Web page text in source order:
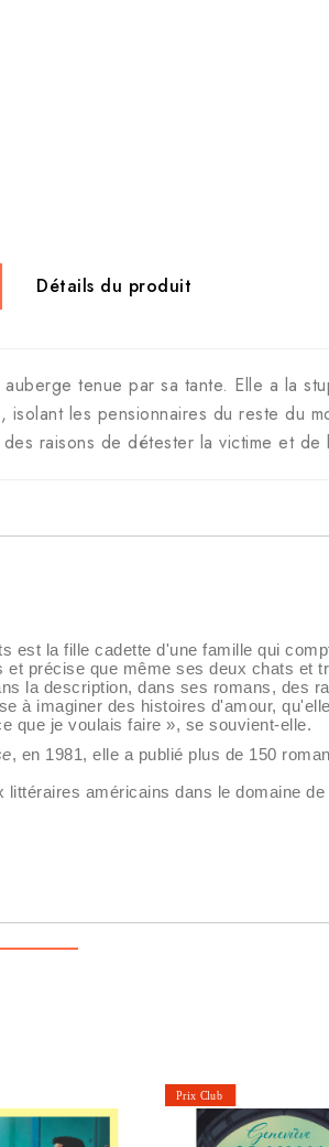
Détails du produit
tenue par sa tante. Elle a la
les pensionnaires du reste du
raisons de détester la victime et
est la fille cadette d'une famille qui
précise que même ses deux chats et
la description, dans ses romans, des
à imaginer des histoires d'amour,
que je voulais faire », se souvient-elle.
, en 1981, elle a publié plus de 150
américains dans le domaine